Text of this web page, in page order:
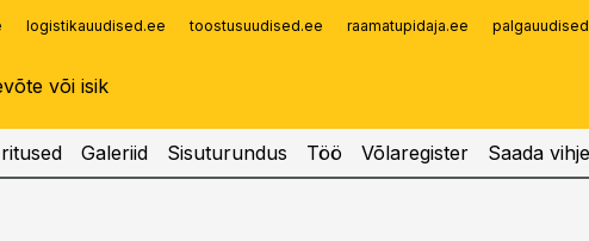
logistikauudised.ee toostusuudised.ee raamatupidaja.ee
Infopank
Galeriid Sisuturundus Töö Võlaregister Saada vihje